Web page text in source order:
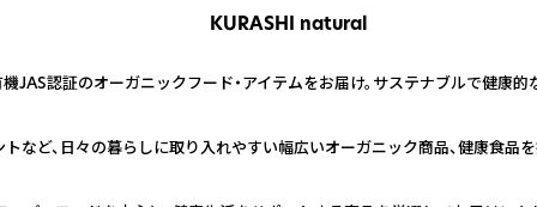
KURASHI natural
機JAS認証のオーガニックフード・アイテムをお届け。サステナブルで健康
など、日々の暮らしに取り入れやすい幅広いオーガニック商品、健康食品